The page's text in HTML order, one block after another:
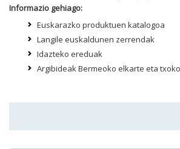
Informazio gehiago:
Euskarazko produktuen katalogoa
Langile euskaldunen zerrendak
Idazteko ereduak
Argibideak Bermeoko elkarte eta